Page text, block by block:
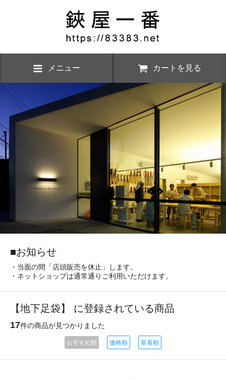
メニュー カートを見る
■お知らせ
・当面の間「店頭販売を休止」します。
・ネットショップは通常通りご利用いただけます。
【地下足袋】 に登録されている商品
17件の商品が見つかりました
おすすめ順 価格順 新着順